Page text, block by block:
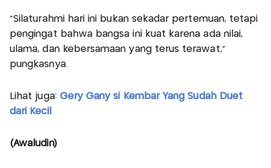
"Silaturahmi hari ini bukan sekadar pertemuan, tetapi
pengingat bahwa bangsa ini kuat karena ada nilai,
ulama, dan kebersamaan yang terus terawat,"
pungkasnya.
Lihat juga: Gery Gany si Kembar Yang Sudah Duet
dari Kecil
(Awaludin)